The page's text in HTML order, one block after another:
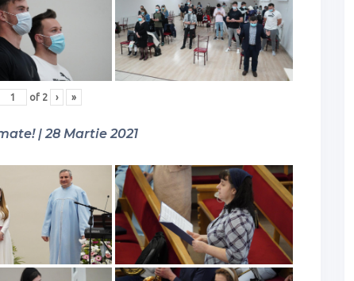
of 2 › »
| 28 Martie 2021